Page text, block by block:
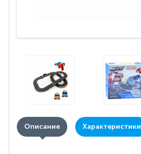
Описание Характеристики